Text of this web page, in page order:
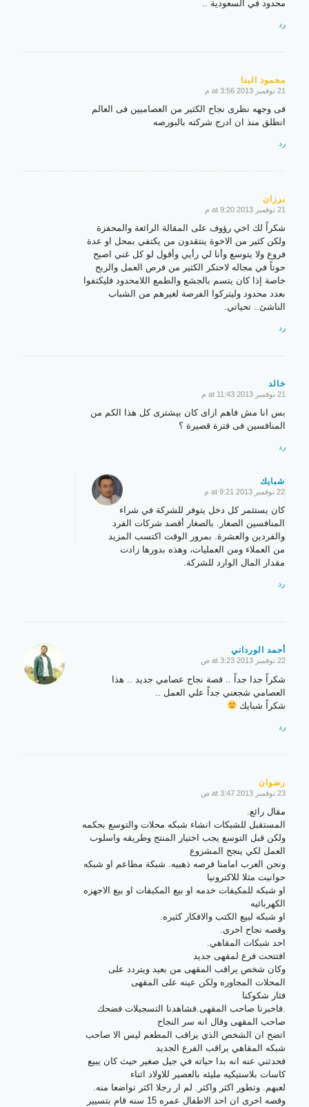
محدود في السعودية ..
رد
محمود البنا
says:
21 نوفمبر 2013 at 3:56 م
فى وجهه نظرى نجاح الكثير من العصاميين فى العالم
انطلق منذ ان ادرج شركته بالبورصه
رد
برزان
says:
21 نوفمبر 2013 at 9:20 م
شكراً لك اخي رؤوف على المقالة الرائعة والمحفزة
ولكن كثير من الاخوة ينتقدون من يكتفي بمحل او عدة
فروع ولا يتوسع وأنا لي رأيي وأقول لو كل غني اصبح
حوتاً في مجاله لاحتكر الكثير من فرص العمل والربح
خاصة إذا كان يتسم بالجشع والطمع اللامحدود فليكتفوا
بعدد محدود وليتركوا الفرصة لغيرهم من الشباب
الناشئ.. تحياتي.
رد
خالد
says:
21 نوفمبر 2013 at 11:43 م
بس انا مش فاهم ازاى كان بيشترى كل هذا الكم من
المنافسين فى فترة قصيرة ؟
رد
شبايك
says:
22 نوفمبر 2013 at 9:21 م
كان يستثمر كل دخل يتوفر للشركة في شراء
المنافسين الصغار. بالصغار أقصد شركات الفرد
والفردين والعشرة. بمرور الوقت اكتسب المزيد
من العملاء ومن العمليات، وهذه بدورها زادت
مقدار المال الوارد للشركة.
رد
أحمد الورداني
says:
22 نوفمبر 2013 at 3:23 ص
شكراً جدا جداً .. قصة نجاح عصامي جديد .. هذا
العصامي شجعني جداً علي العمل ..
شكراً شبايك
رد
رضوان
says:
23 نوفمبر 2013 at 3:47 ص
مقال رائع.
المستقبل للشبكات انشاء شبكه محلات والتوسع بحكمه
ولكن قبل التوسع يجب اختيار المنتج وطريقه واسلوب
العمل لكي ينجح المشروع
ونحن العرب امامنا فرصه ذهبيه. شبكة مطاعم او شبكه
حوانيت مثلا للاكترونيا
او شبكه للمكيفات خدمه او بيع المكيفات او بيع الاجهزه
الكهربائيه
او شبكه لبيع الكتب والافكار كثيره.
وقصه نجاح اخرى.
احد شبكات المقاهي.
افتتحت فرع لمقهى جديد
وكان شخص يراقب المقهى من بعيد ويتردد على
المحلات المجاوره ولكن عينه على المقهى
فثار شكوكنا
.فاخبرنا صاحب المقهى.فشاهدنا التسجيلات فضحك
صاحب المقهى وقال انه سر النجاح
اتضح ان الشخص الذي يراقب المطعم ليس الا صاحب
شبكه المقاهي يراقب الفرع الجديد
فحدثني عنه انه بدا حياته في جيل صغير حيث كان يبيع
كاسات بلاستيكيه مليئه بالعصير للاولاد اثناء
لعبهم. وتطور اكثر واكثر. لم ار رجلا اكثر تواضعا منه.
وقصه اخرى ان احد الاطفال عمره 15 سنه قام بتسيير